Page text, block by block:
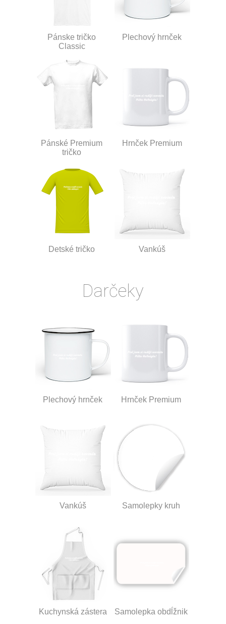
Pánske tričko
Classic
Plechový hrnček
Pánské Premium
tričko
Hrnček Premium
Detské tričko Vankúš
Darčeky
Plechový hrnček Hrnček Premium
Vankúš Samolepky kruh
Kuchynská zástera Samolepka obdĺžnik